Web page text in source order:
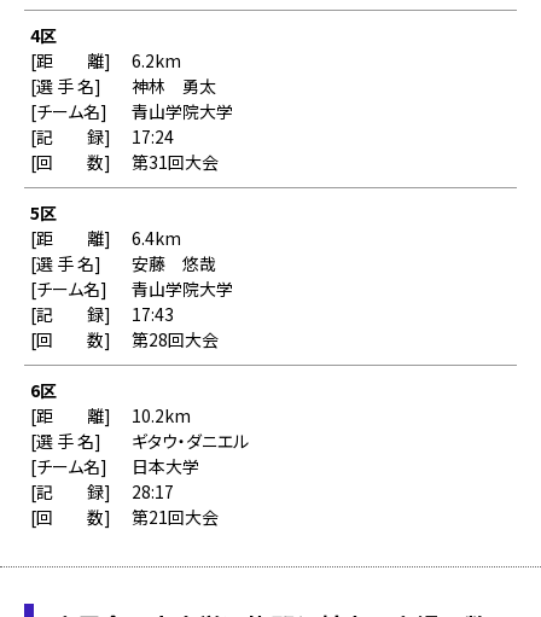
4区
6.2km
神林 勇太
青山学院大学
17:24
第31回大会
5区
6.4km
安藤 悠哉
青山学院大学
17:43
第28回大会
6区
10.2km
ギタウ・ダニエル
日本大学
28:17
第21回大会